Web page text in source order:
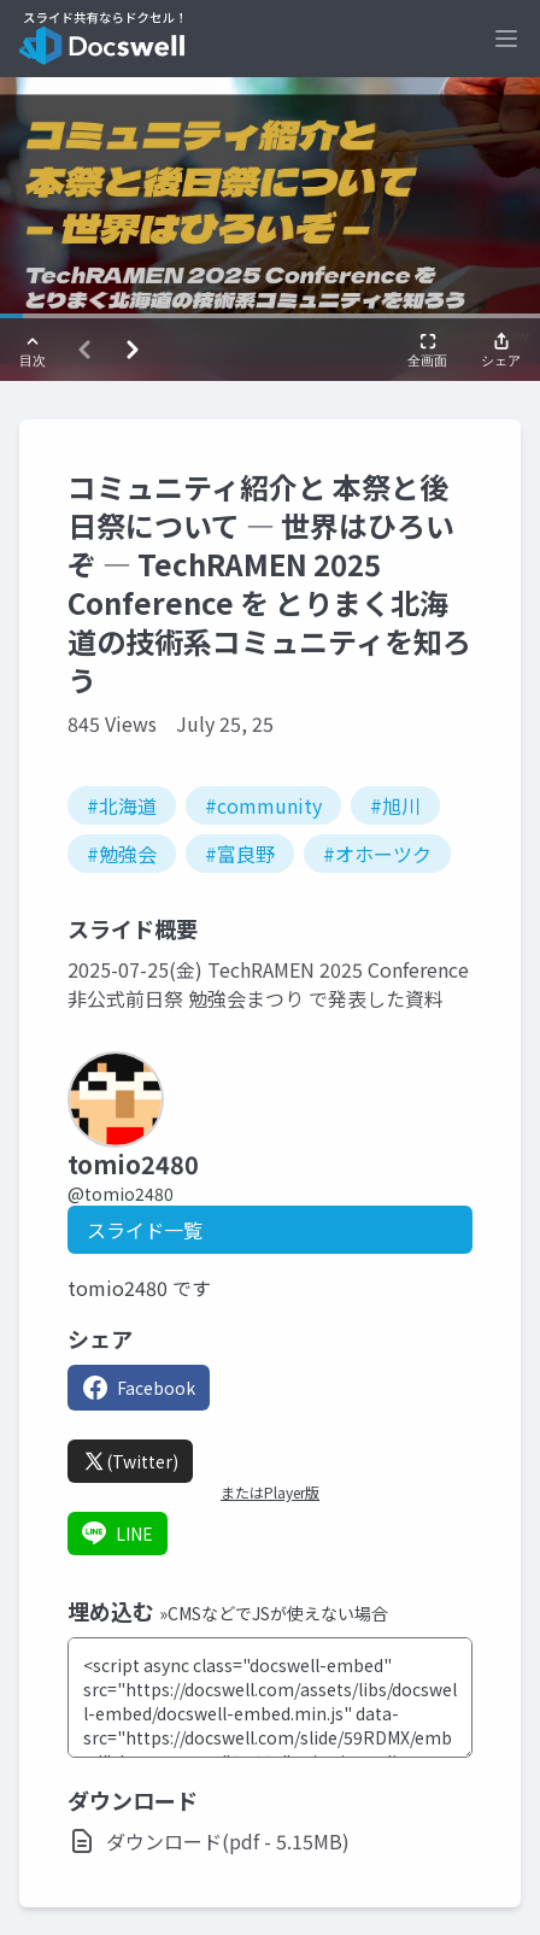
コミュニティ紹介と 本祭と後
日祭について ― 世界はひろい
ぞ ― TechRAMEN 2025
Conference を とりまく北海
道の技術系コミュニティを知ろ
う
845 Views July 25, 25
#北海道 #community
#旭川
#勉強会
#富良野 #オホーツク
スライド概要
2025-07-25(金) TechRAMEN 2025 Conference
非公式前日祭 勉強会まつり で発表した資料
tomio2480
@tomio2480
スライド一覧
tomio2480 です
シェア
Facebook
(Twitter)
またはPlayer版
LINE
埋め込む »CMSなどでJSが使えない場合
ダウンロード
ダウンロード(pdf - 5.15MB)